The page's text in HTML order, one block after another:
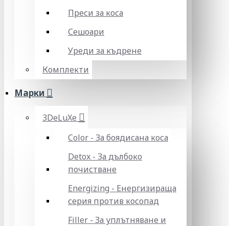
Преси за коса
Сешоари
Уреди за къдрене
Комплекти
Марки
3DeLuXe
Color - За боядисана коса
Detox - За дълбоко
почистване
Energizing - Енергизираща
серия против косопад
Filler - За уплътняване и